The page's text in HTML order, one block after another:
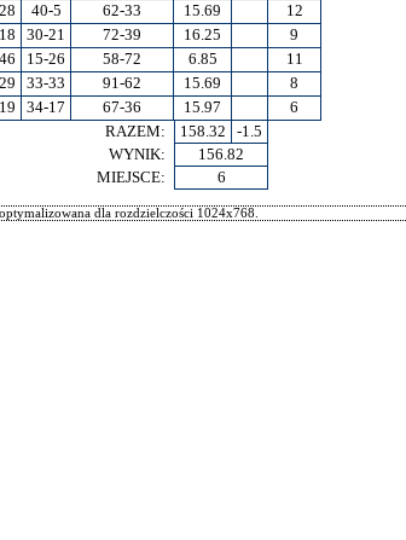
40-5 62-33 15.69
12
30-21 72-39 16.25
9
15-26 58-72 6.85
11
33-33 91-62 15.69
8
34-17 67-36 15.97
6
RAZEM:
158.32
-1.5
WYNIK:
156.82
MIEJSCE:
6
dla rozdzielczości 1024x768.